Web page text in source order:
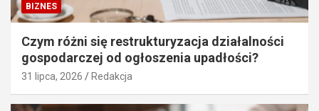
BIZNES
Czym różni się restrukturyzacja działalności
gospodarczej od ogłoszenia upadłości?
31 lipca, 2026 Redakcja